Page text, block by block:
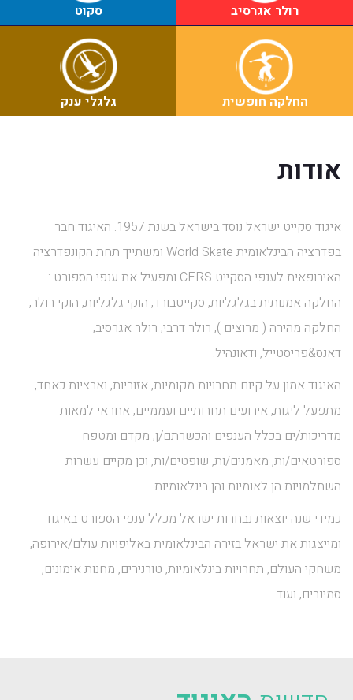
רולר אגרסיב סקוט
החלקה חופשית גלגלי ענק
אודות
איגוד סקייט ישראל נוסד בישראל בשנת 1957. האיגוד חבר
בפדרציה הבינלאומית World Skate ומשתייך תחת הקונפדרציה
האירופאית לענפי הסקייט CERS ומפעיל את ענפי הספורט :
החלקה אמנותית בגלגליות, סקייטבורד, הוקי גלגליות, הוקי רולר,
החלקה מהירה ( מרוצים ), רולר דרבי, רולר אגרסיב,
דאנס&פריסטייל, ודאונהיל.
האיגוד אמון על קיום תחרויות מקומיות, אזוריות, וארציות כאחד,
מתפעל ליגות, אירועים תחרותיים ועממיים, אחראי למאות
מדריכות/ים בכלל הענפים והכשרתם/ן, מקדם ומטפח
ספורטאים/ות, מאמנים/ות, שופטים/ות, וכן מקיים עשרות
השתלמויות הן לאומיות והן בינלאומיות.
כמידי שנה יוצאות נבחרות ישראל מכלל ענפי הספורט באיגוד
ומייצגות את ישראל בזירה הבינלאומית באליפויות עולם/אירופה,
משחקי העולם, תחרויות בינלאומיות, טורנירים, מחנות אימונים,
סמינרים, ועוד…